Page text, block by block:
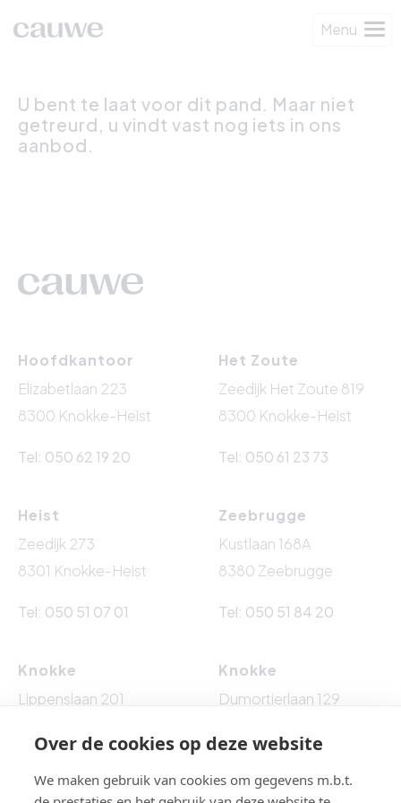
Menu
U bent te laat voor dit pand. Maar niet
getreurd, u vindt vast nog iets in ons
aanbod.
Hoofdkantoor
Elizabetlaan 223
8300 Knokke-Heist
Tel: 050 62 19 20
Het Zoute
Zeedijk Het Zoute 819
8300 Knokke-Heist
Tel: 050 61 23 73
Heist
Zeedijk 273
8301 Knokke-Heist
Tel: 050 51 07 01
Zeebrugge
Kustlaan 168A
8380 Zeebrugge
Tel: 050 51 84 20
Knokke
Lippenslaan 201
Knokke
Dumortierlaan 129
Over de cookies op deze website
We maken gebruik van cookies om gegevens m.b.t.